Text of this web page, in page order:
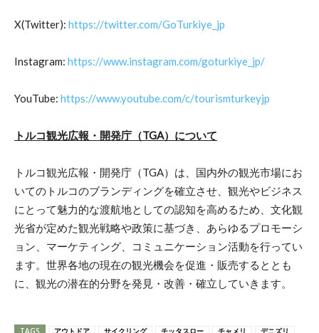
X(Twitter): https://twitter.com/GoTurkiye_jp
Instagram: https://www.instagram.com/goturkiye_jp/
YouTube: https://www.youtube.com/c/tourismturkeyjp
トルコ観光広報・開発庁（TGA）について
トルコ観光広報・開発庁（TGA）は、国内外の観光市場にお
いてのトルコのブランディングを確立させ、観光やビジネス
にとって魅力的な渡航地としての認知を高めるため、文化観
光省が定めた観光戦略や政策に基づき、あらゆるプロモーシ
ョン、マーケティング、コミュニケーション活動を行ってい
ます。世界各地の現在の観光機会を促進・販売するととも
に、観光の潜在的分野を発見・改善・確立していきます。
アウトドア サイクリング チッタスロー チャメリ デニズリ